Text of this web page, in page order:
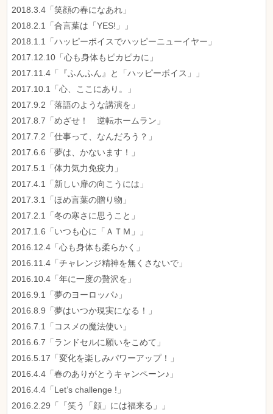
2018.3.4「笑顔の春になあれ」
2018.2.1「合言葉は「YES!」」
2018.1.1「ハッピーボイスでハッピーニューイヤー」
2017.12.10「心も身体もピカピカに」
2017.11.4「『ふんふん』と「ハッピーボイス」」
2017.10.1「心、ここにあり。」
2017.9.2「落語のような講演を」
2017.8.7「めざせ！ 逆転ホームラン」
2017.7.2「仕事って、なんだろう？」
2017.6.6「夢は、かないます！」
2017.5.1「体力気力免疫力」
2017.4.1「新しい扉の向こうには」
2017.3.1「ほめ言葉の贈り物」
2017.2.1「冬の寒さに思うこと」
2017.1.6「いつも心に「ＡＴＭ」」
2016.12.4「心も身体も柔らかく」
2016.11.4「チャレンジ精神を無くさないで」
2016.10.4「年に一度の贅沢を」
2016.9.1「夢のヨーロッパ♪」
2016.8.9「夢はいつか現実になる！」
2016.7.1「コスメの魔法使い」
2016.6.7「ランドセルに願いをこめて」
2016.5.17「変化を楽しみパワーアップ！」
2016.4.4「春のありがとうキャンペーン♪」
2016.4.4「Let’s challenge !」
2016.2.29「「笑う「顔」には福来る」」